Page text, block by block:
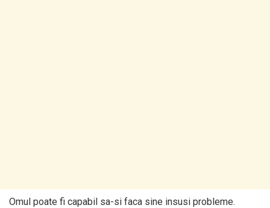
Omul poate fi capabil sa-si faca sine insusi probleme.